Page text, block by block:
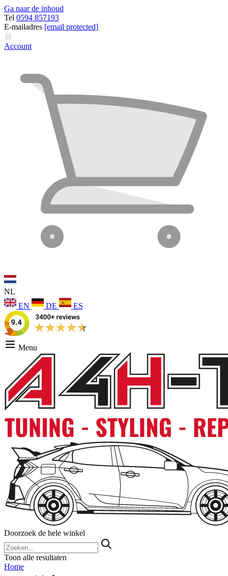
Ga naar de inhoud
Tel 0594 857193
E-mailadres [email protected]
Account
NL
EN
DE ES
Menu
Doorzoek de hele winkel
Toon alle resultaten
Home